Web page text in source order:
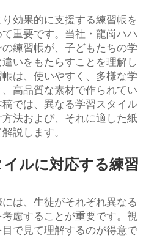
効果的に支援する練習帳を
重要です。当社・龍崗ハハ
練習帳が、子どもたちの学
いをもたらすことを理解し
は、使いやすく、多様な学
高品質な素材で作られてい
では、異なる学習スタイル
法および、それに適した紙
説します。
ルに対応する練習
は、生徒がそれぞれ異なる
慮することが重要です。視
で見て理解するのが得意で